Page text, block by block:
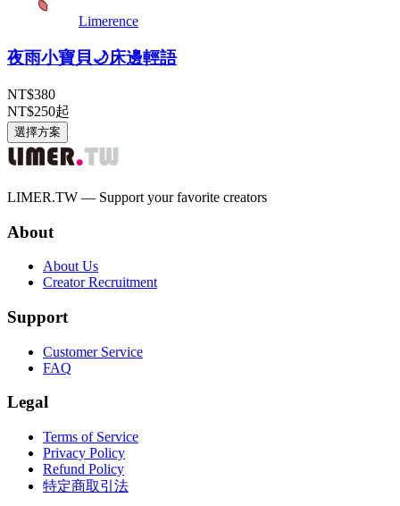
Limerence
夜雨小寶貝🌙床邊輕語
NT$380
NT$250起
選擇方案
LIMER.TW — Support your favorite creators
About
About Us
Creator Recruitment
Support
Customer Service
FAQ
Legal
Terms of Service
Privacy Policy
Refund Policy
特定商取引法